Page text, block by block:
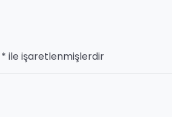
* ile işaretlenmişlerdir